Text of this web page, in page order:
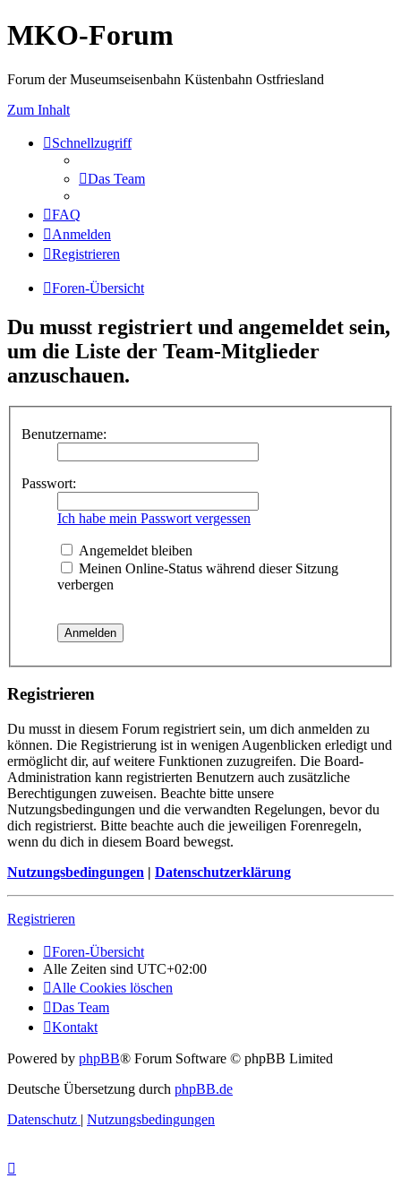
MKO-Forum
Forum der Museumseisenbahn Küstenbahn Ostfriesland
Zum Inhalt
Schnellzugriff
Das Team
FAQ
Anmelden
Registrieren
Foren-Übersicht
Du musst registriert und angemeldet sein,
um die Liste der Team-Mitglieder
anzuschauen.
Benutzername:
Passwort:
Ich habe mein Passwort vergessen
Angemeldet bleiben
Meinen Online-Status während dieser Sitzung
verbergen
Registrieren
Du musst in diesem Forum registriert sein, um dich anmelden zu
können. Die Registrierung ist in wenigen Augenblicken erledigt und
ermöglicht dir, auf weitere Funktionen zuzugreifen. Die Board-
Administration kann registrierten Benutzern auch zusätzliche
Berechtigungen zuweisen. Beachte bitte unsere
Nutzungsbedingungen und die verwandten Regelungen, bevor du
dich registrierst. Bitte beachte auch die jeweiligen Forenregeln,
wenn du dich in diesem Board bewegst.
Nutzungsbedingungen | Datenschutzerklärung
Registrieren
Foren-Übersicht
Alle Zeiten sind UTC+02:00
Alle Cookies löschen
Das Team
Kontakt
Powered by phpBB® Forum Software © phpBB Limited
Deutsche Übersetzung durch phpBB.de
Datenschutz | Nutzungsbedingungen